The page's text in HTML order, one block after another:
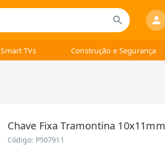
Smart TVs Construção e Segurança
Chave Fixa Tramontina 10x11mm
Código: P507911